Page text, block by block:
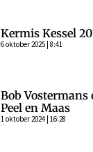
Kermis Kessel
6 oktober 2025 | 8:41
Bob Vostermans
Peel en Maas
1 oktober 2024 | 16:28